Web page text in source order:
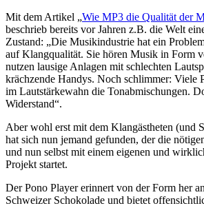
Mit dem Artikel „Wie MP3 die Qualität der
beschrieb bereits vor Jahren z.B. die Welt
Zustand: „Die Musikindustrie hat ein
auf Klangqualität. Sie hören Musik in Form
nutzen lausige Anlagen mit schlechten
krächzende Handys. Noch schlimmer: Viele
im Lautstärkewahn die Tonabmischungen.
Widerstand“.
Aber wohl erst mit dem Klangästheten (und
hat sich nun jemand gefunden, der die
und nun selbst mit einem eigenen und
Projekt startet.
Der Pono Player erinnert von der Form her
Schweizer Schokolade und bietet